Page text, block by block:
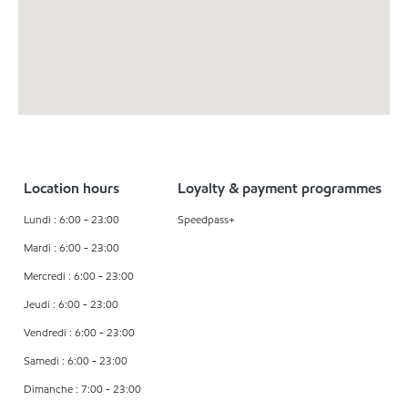
Location hours
Lundi : 6:00 - 23:00
Mardi : 6:00 - 23:00
Mercredi : 6:00 - 23:00
Jeudi : 6:00 - 23:00
Vendredi : 6:00 - 23:00
Samedi : 6:00 - 23:00
Dimanche : 7:00 - 23:00
Loyalty & payment programmes
Speedpass+